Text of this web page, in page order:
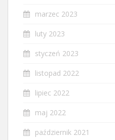
marzec 2023
luty 2023
styczeń 2023
listopad 2022
lipiec 2022
maj 2022
październik 2021